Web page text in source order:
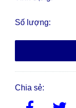
Số lượng:
Chia sẻ: